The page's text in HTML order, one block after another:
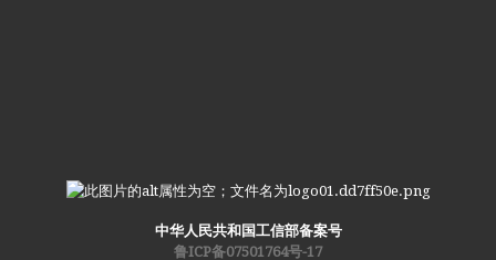
中华人民共和国工信部备案号
鲁ICP备07501764号-17